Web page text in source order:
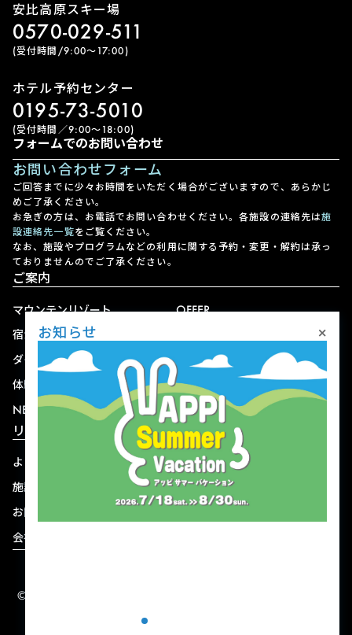
安比高原スキー場
0570-029-511
(受付時間/9:00〜17:00)
ホテル予約センター
0195-73-5010
(受付時間／9:00〜18:00)
フォームでのお問い合わせ
お問い合わせフォーム
ご回答までに少々お時間をいただく場合がございますので、あらかじ
めご了承ください。
お急ぎの方は、お電話でお問い合わせください。各施設の連絡先は施
設連絡先一覧をご覧ください。
なお、施設やプログラムなどの利用に関する予約・変更・解約は承っ
ておりませんのでご了承ください。
ご案内
マウンテンリゾート
宿泊
ダイニング
体験
NEWS
OFFER
ショップ
リゾート情報
よくある質問
施設連絡先一覧
お問い合わせ
会社概要
関連施設
資料ダウンロード
© 2004-2026 株式会社岩手ホテルアンドリゾート.
お知らせ ×